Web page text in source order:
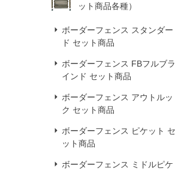
ット商品各種）
ボーダーフェンス スタンダー
ド セット商品
ボーダーフェンス FBフルブラ
インド セット商品
ボーダーフェンス アウトルッ
ク セット商品
ボーダーフェンス ピケット セ
ット商品
ボーダーフェンス ミドルピケ